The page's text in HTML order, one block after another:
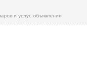
и услуг, объявления